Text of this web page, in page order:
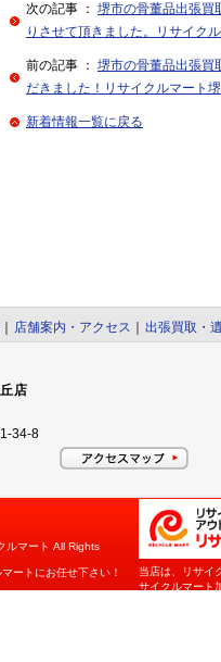
次の記事 ： 堺市の骨董品出張買
りさせて頂きました。リサイク
前の記事 ： 堺市の骨董品出張買
だきました！リサイクルマート
新着情報一覧に戻る
店舗案内・アクセス 出張買取・
店
34-8
ルマート All Rights
ートにお任せ下さい！
当店は、リサイ
サイクルマート